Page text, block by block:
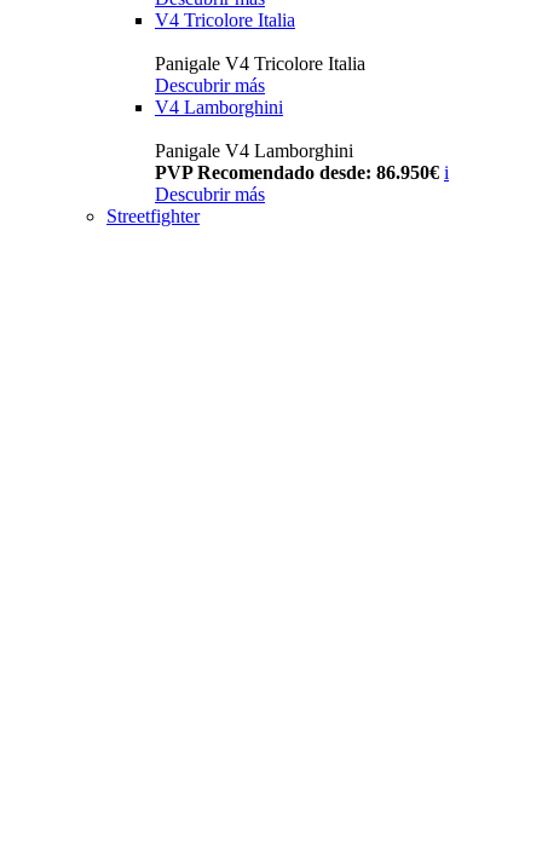
V4 Tricolore Italia
Panigale V4 Tricolore Italia
Descubrir más
V4 Lamborghini
Panigale V4 Lamborghini
PVP Recomendado desde: 86.950€ i
Descubrir más
Streetfighter